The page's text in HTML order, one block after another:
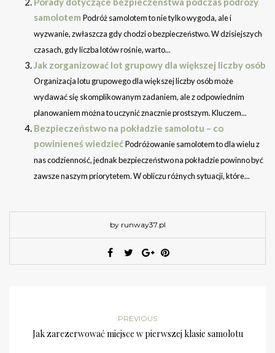
samolotem Podróż samolotem to nie tylko wygoda, ale i
wyzwanie, zwłaszcza gdy chodzi o bezpieczeństwo. W dzisiejszych
czasach, gdy liczba lotów rośnie, warto...
Jak zorganizować lot grupowy dla większej liczby osób
Organizacja lotu grupowego dla większej liczby osób może
wydawać się skomplikowanym zadaniem, ale z odpowiednim
planowaniem można to uczynić znacznie prostszym. Kluczem...
Bezpieczeństwo na pokładzie samolotu – co
powinieneś wiedziećPodróżowanie samolotem to dla wielu z
nas codzienność, jednak bezpieczeństwo na pokładzie powinno być
zawsze naszym priorytetem. W obliczu różnych sytuacji, które...
by runway37.pl
PREVIOUS
Jak zarezerwować miejsce w pierwszej klasie samolotu